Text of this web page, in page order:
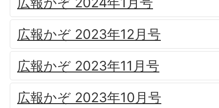
広報かぞ 2023年12月号
広報かぞ 2023年11月号
広報かぞ 2023年10月号